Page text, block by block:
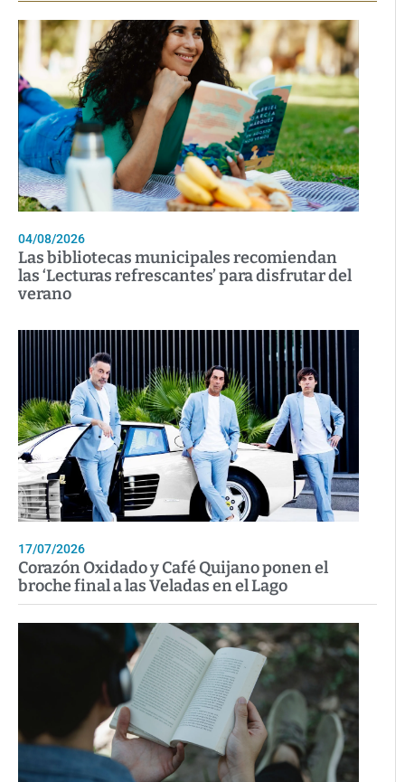
04/08/2026
Las bibliotecas municipales recomiendan
las ‘Lecturas refrescantes’ para disfrutar del
verano
17/07/2026
Corazón Oxidado y Café Quijano ponen el
broche final a las Veladas en el Lago